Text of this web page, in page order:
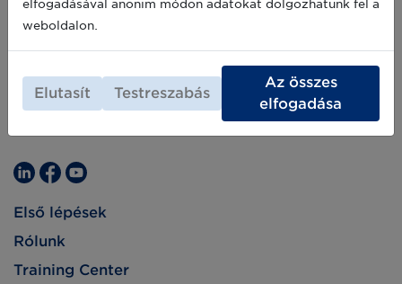
Első lépések
Rólunk
Training Center
elfogadásával anonim módon adatokat dolgozhatunk fel a
weboldalon.
Elutasít Testreszabás
Az összes
elfogadása